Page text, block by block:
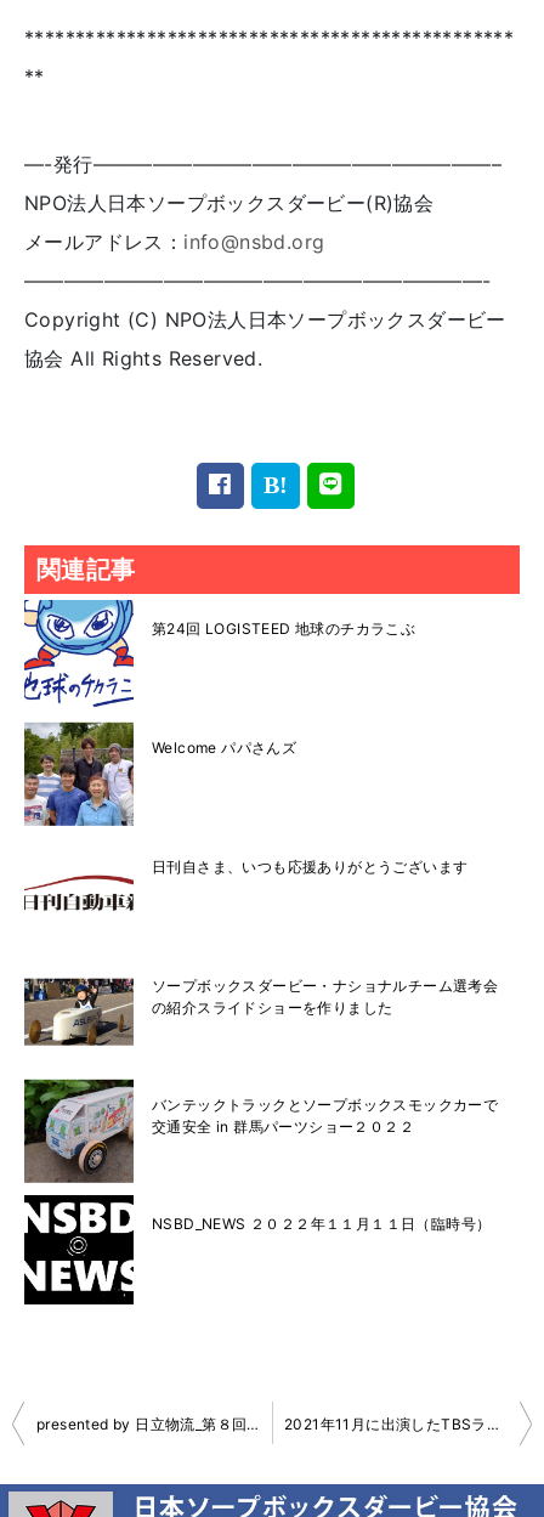
************************************************
**
—-発行————————————————————–
NPO法人日本ソープボックスダービー(R)協会
メールアドレス： info@nsbd.org
———————————————————————-
Copyright (C) NPO法人日本ソープボックスダービー
協会 All Rights Reserved.
関連記事
第24回 LOGISTEED 地球のチカラこぶ
Welcome パパさんズ
日刊自さま、いつも応援ありがとうございます
ソープボックスダービー・ナショナルチーム選考会
の紹介スライドショーを作りました
バンテックトラックとソープボックスモックカーで
交通安全 in 群馬パーツショー２０２２
NSBD_NEWS ２０２２年１１月１１日（臨時号）
投
稿
ビ
presented by 日立物流_第８回_地球のチカラこぶ in 表丹沢みのげ 2021年11月に出演したTBSラジオのアーカイブ